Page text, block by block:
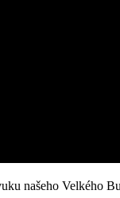
našeho Velkého